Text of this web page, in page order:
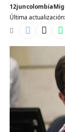
Última
12juncolombia